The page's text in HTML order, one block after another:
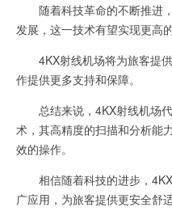
随着科技革命的不断推进
发展，这一技术有望实现更高
4KX射线机场将为旅客提供
作提供更多支持和保障。
总结来说，4KX射线机场代
术，其高精度的扫描和分析能
效的操作。
相信随着科技的进步，4KX
广应用，为旅客提供更安全舒